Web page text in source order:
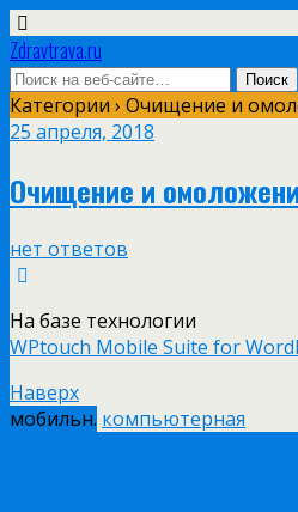
Zdravtrava.ru
Категории › Очищение и
25 апреля, 2018
Очищение и
нет ответов
На базе технологии
WPtouch Mobile Suite for
Наверх
мобильн. компьютерная